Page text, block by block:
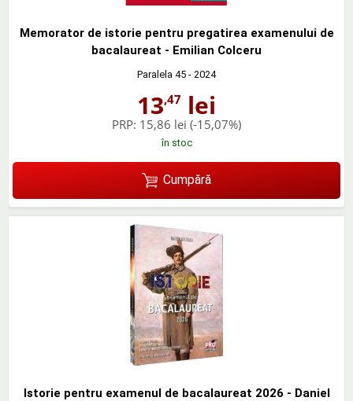
Memorator de istorie pentru pregatirea examenului de
bacalaureat - Emilian Colceru
Paralela 45 - 2024
13,47 lei
PRP: 15,86 lei (-15,07%)
în stoc
Cumpără
Istorie pentru examenul de bacalaureat 2026 - Daniel